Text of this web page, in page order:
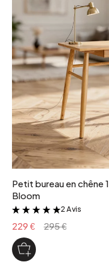
100% verre recyclé
poids colis
2 kg
type de fabrication
Par moule
Petit bureau en chêne
Bloom
&
2 Avis
229 € 295 €